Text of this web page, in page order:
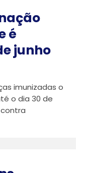
é
junho
imunizadas o
o dia 30 de